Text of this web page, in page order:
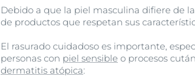
Debido a que la piel masculina difiere de
de productos que respetan sus
El rasurado cuidadoso es importante,
personas con piel sensible o procesos
dermatitis atópica: